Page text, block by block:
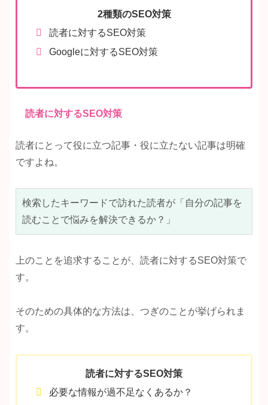
2種類のSEO対策
読者に対するSEO対策
Googleに対するSEO対策
読者に対するSEO対策
読者にとって役に立つ記事・役に立たない記事は明確
ですよね。
検索したキーワードで訪れた読者が「自分の記事を
読むことで悩みを解決できるか？」
上のことを追求することが、読者に対するSEO対策で
す。
そのための具体的な方法は、つぎのことが挙げられま
す。
読者に対するSEO対策
必要な情報が過不足なくあるか？